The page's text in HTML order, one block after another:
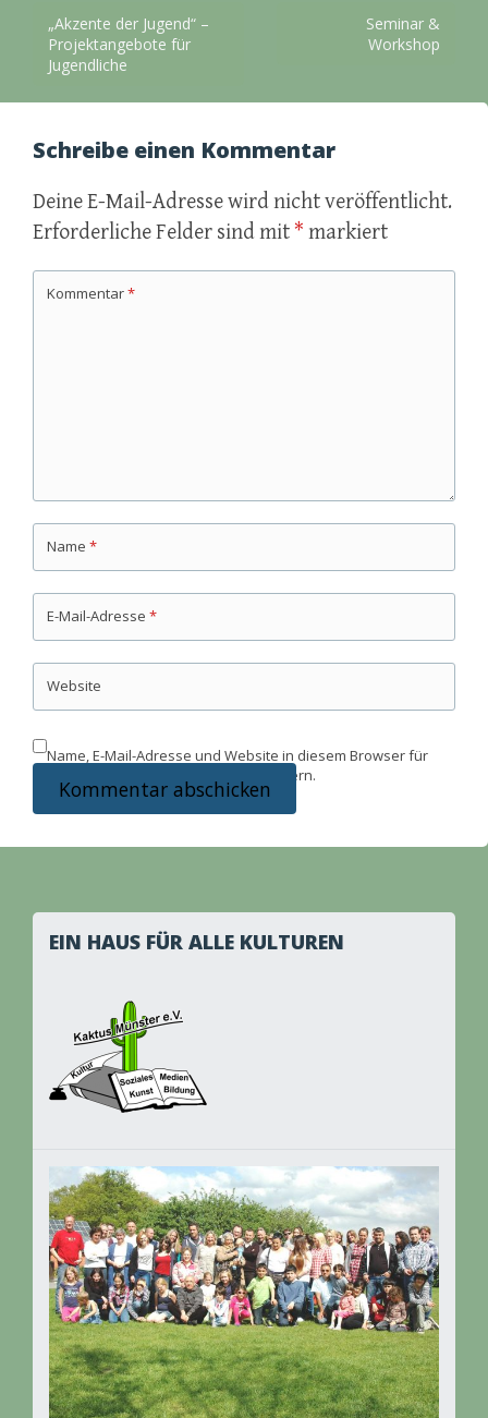
Beitragsnavigation
„Akzente der Jugend“ –
Projektangebote für
Jugendliche
Seminar &
Workshop
Schreibe einen Kommentar
Deine E-Mail-Adresse wird nicht veröffentlicht.
Erforderliche Felder sind mit * markiert
Kommentar*
Name *
E-Mail-Adresse *
Website
Name, E-Mail-Adresse und Website in diesem Browser für
meinen nächsten Kommentar speichern.
EIN HAUS FÜR ALLE KULTUREN